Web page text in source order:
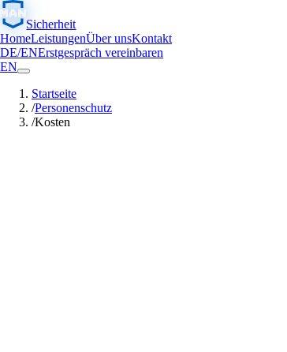
Sicherheit
HomeLeistungenÜber unsKontakt
DE/ENErstgespräch vereinbaren
EN
Startseite
/Personenschutz
/Kosten